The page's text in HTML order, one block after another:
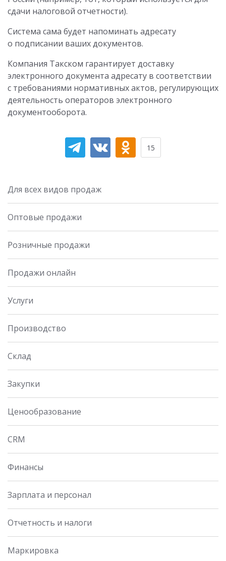
сдачи налоговой отчетности).
Система сама будет напоминать адресату
о подписании ваших документов.
Компания Такском гарантирует доставку
электронного документа адресату в соответствии
с требованиями нормативных актов, регулирующих
деятельность операторов электронного
документооборота.
15
Для всех видов продаж
Оптовые продажи
Розничные продажи
Продажи онлайн
Услуги
Производство
Склад
Закупки
Ценообразование
CRM
Финансы
Зарплата и персонал
Отчетность и налоги
Маркировка